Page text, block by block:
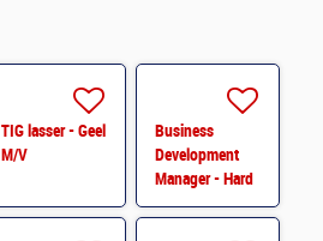
TIG lasser - Geel
M/V
Business
Development
Manager - Hard
Facility